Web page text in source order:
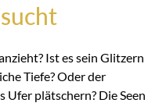
Ist es sein Glitzern
Tiefe? Oder der
Ufer plätschern? Die Seen